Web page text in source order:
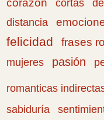
distancia
felicidad frases
mujeres
pasión
romanticas
sabiduría